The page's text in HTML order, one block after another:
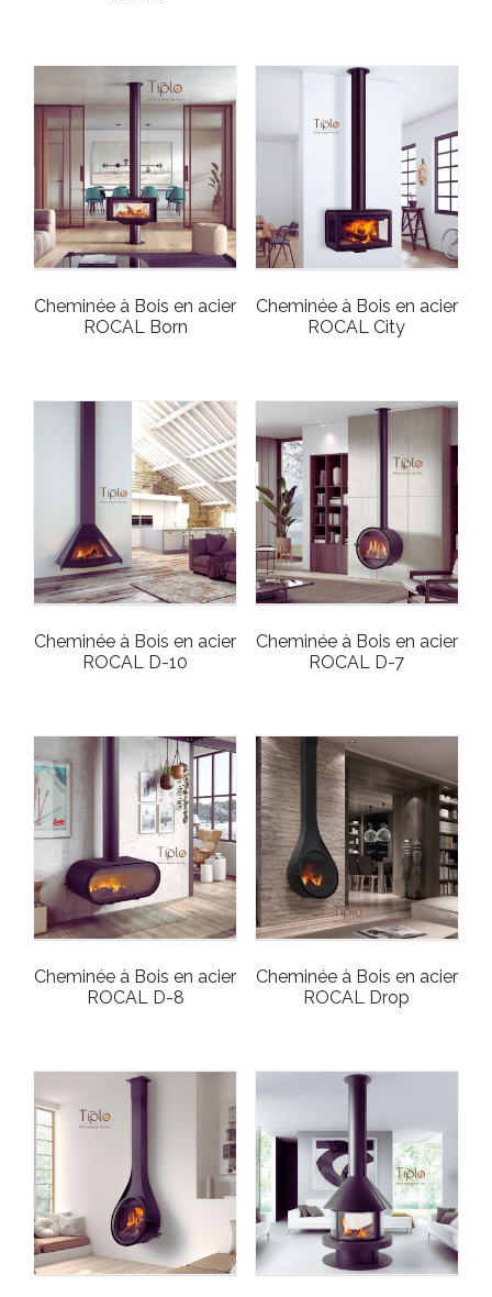
Cheminée à Bois en acier
ROCAL Born
Cheminée à Bois en acier
ROCAL City
Cheminée à Bois en acier
ROCAL D-10
Cheminée à Bois en acier
ROCAL D-7
Cheminée à Bois en acier
ROCAL D-8
Cheminée à Bois en acier
ROCAL Drop